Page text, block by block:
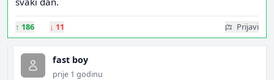
↑ 186 ↓ 11 Prijavi
fast boy
prije 1 godinu